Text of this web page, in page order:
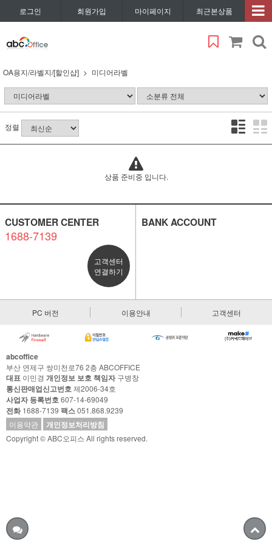
로그인 회원가입 마이페이지 최근본상품
OA용지/라벨지/[할인샵] 미디어라벨
정렬
상품 준비중 입니다.
CUSTOMER CENTER
1688-7139
고객센터
연결하기
BANK ACCOUNT
PC 버전 이용안내 고객센터
abcoffice
부산 연제구 쌍미천로76 2층 ABCOFFICE
대표 이민경 개인정보 보호 책임자구병창
통신판매업신고번호제2006-34호
사업자 등록번호607-14-69049
전화1688-7139 팩스051.868.9239
이용약관
개인정보처리방침
Copyright © ABC오피스 All rights reserved.